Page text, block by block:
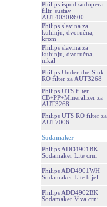
Philips ispod sudopera
filtr. sustav
AUT4030R600
Philips slavina za
kuhinju, dvoručna,
krom
Philips slavina za
kuhinju, dvoručna,
nikal
Philips Under-the-Sink
RO filter za AUT3268
Philips UTS filter
CB+PP+Mineralizer za
AUT3268
Philips UTS RO filter za
AUT7006
Sodamaker
Philips ADD4901BK
Sodamaker Lite crni
Philips ADD4901WH
Sodamaker Lite bijeli
Philips ADD4902BK
Sodamaker Viva crni